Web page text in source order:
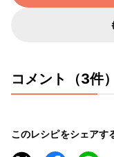
コメント（3件）
このレシピをシェアす